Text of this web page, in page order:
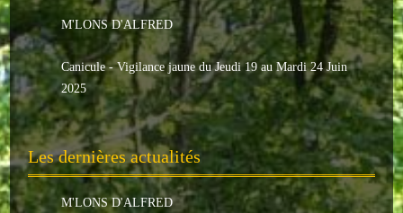
Les commissions
Les comptes rendus
Le personnel communal
L'Echo de Nuaillé
Tarifs et locations
M'LONS D'ALFRED
Canicule - Vigilance jaune du Jeudi 19 au Mardi 24 Juin
2025
Les dernières actualités
M'LONS D'ALFRED